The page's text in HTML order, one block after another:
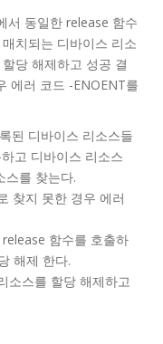
서 동일한 release 함수
치되는 디바이스 리소
당 해제하고 성공 결
에러 코드 -ENOENT를
된 디바이스 리소스들
고 디바이스 리소스
스를 찾는다.
찾지 못한 경우 에러
함수를 호출하
해제 한다.
소스를 할당 해제하고